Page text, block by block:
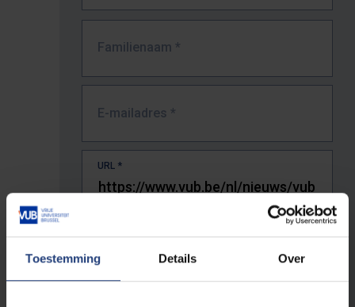
Toestemming Details Over
Familienaam *
E-mailadres *
URL *
De volledige URL van de pagina waar je de fout zag.